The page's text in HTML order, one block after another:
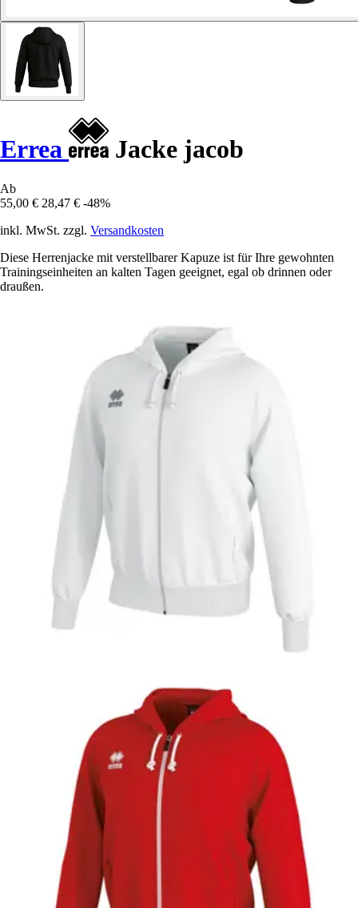
Errea Jacke jacob
Ab
55,00 € 28,47 € -48%
inkl. MwSt. zzgl. Versandkosten
Diese Herrenjacke mit verstellbarer Kapuze ist für Ihre gewohnten
Trainingseinheiten an kalten Tagen geeignet, egal ob drinnen oder
draußen.